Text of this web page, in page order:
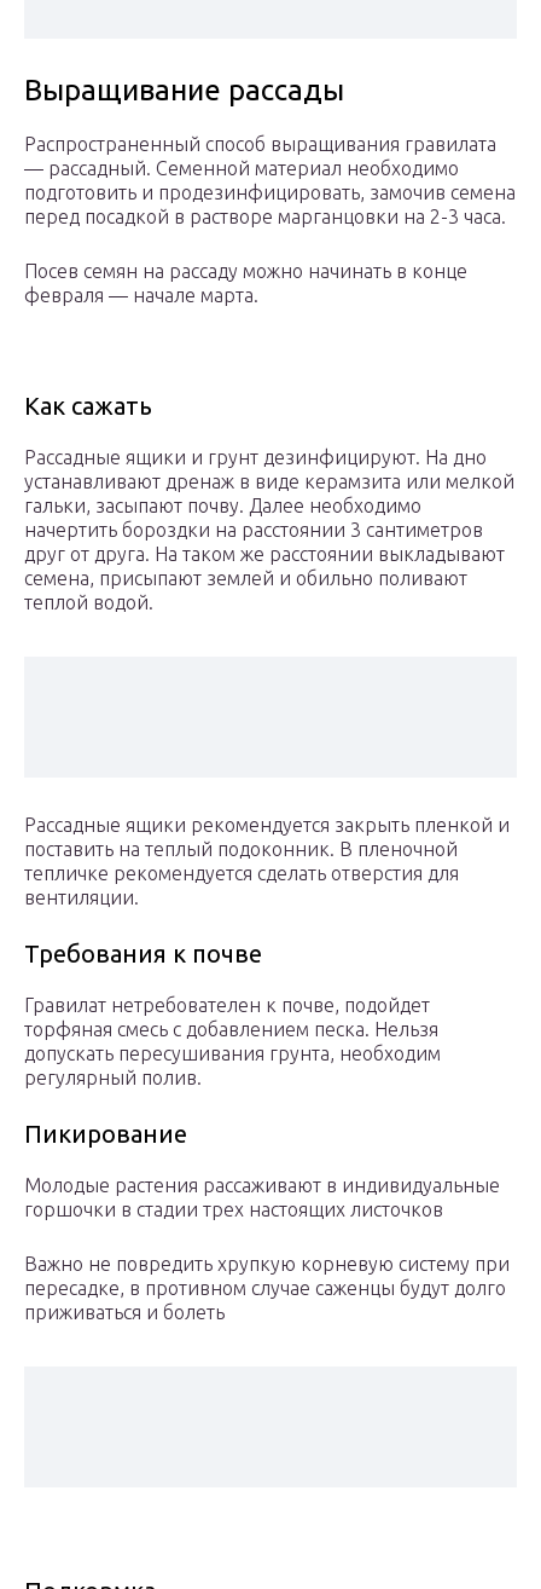
Выращивание рассады
Распространенный способ выращивания гравилата
— рассадный. Семенной материал необходимо
подготовить и продезинфицировать, замочив семена
перед посадкой в растворе марганцовки на 2-3 часа.
Посев семян на рассаду можно начинать в конце
февраля — начале марта.
Как сажать
Рассадные ящики и грунт дезинфицируют. На дно
устанавливают дренаж в виде керамзита или мелкой
гальки, засыпают почву. Далее необходимо
начертить бороздки на расстоянии 3 сантиметров
друг от друга. На таком же расстоянии выкладывают
семена, присыпают землей и обильно поливают
теплой водой.
Рассадные ящики рекомендуется закрыть пленкой и
поставить на теплый подоконник. В пленочной
тепличке рекомендуется сделать отверстия для
вентиляции.
Требования к почве
Гравилат нетребователен к почве, подойдет
торфяная смесь с добавлением песка. Нельзя
допускать пересушивания грунта, необходим
регулярный полив.
Пикирование
Молодые растения рассаживают в индивидуальные
горшочки в стадии трех настоящих листочков
Важно не повредить хрупкую корневую систему при
пересадке, в противном случае саженцы будут долго
приживаться и болеть